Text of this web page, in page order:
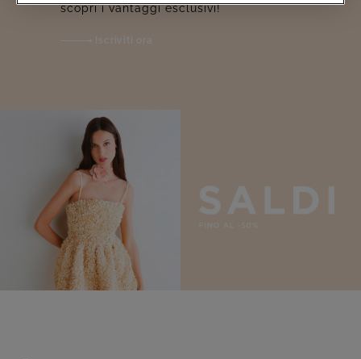
scopri i vantaggi esclusivi!
Iscriviti ora